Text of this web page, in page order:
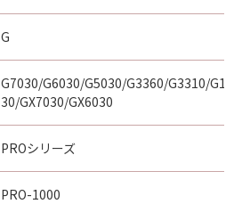
G
G7030/G6030/G5030/G3360/G3310/
30/GX7030/GX6030
PROシリーズ
PRO-1000